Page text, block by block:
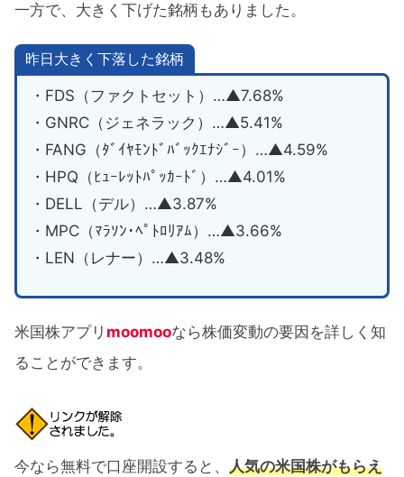
一方で、大きく下げた銘柄もありました。
昨日大きく下落した銘柄
・FDS（ファクトセット）…▲7.68%
・GNRC（ジェネラック）…▲5.41%
・FANG（ﾀﾞｲﾔﾓﾝﾄﾞﾊﾞｯｸｴﾅｼﾞｰ）…▲4.59%
・HPQ（ﾋｭｰﾚｯﾄﾊﾟｯｶｰﾄﾞ）…▲4.01%
・DELL（デル）…▲3.87%
・MPC（ﾏﾗｿﾝ･ﾍﾟﾄﾛﾘｱﾑ）…▲3.66%
・LEN（レナー）…▲3.48%
米国株アプリ moomooなら株価変動の要因を詳しく知
ることができます。
今なら無料で口座開設すると、 人気の米国株がもらえ